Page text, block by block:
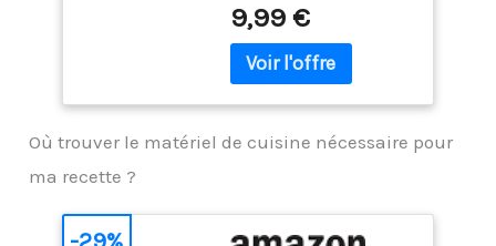
Saveur acidulée parfaite
pour sauces, currys et
marinades Parfaite pour
Orient Pratique et rapide
9,99 €
Où trouver le matériel de cuisine nécessaire pour
ma recette ?